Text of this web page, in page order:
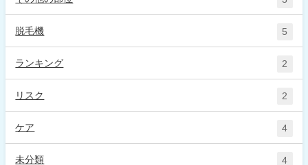
脱毛機 5
ランキング 2
リスク 2
ケア 4
未分類 4